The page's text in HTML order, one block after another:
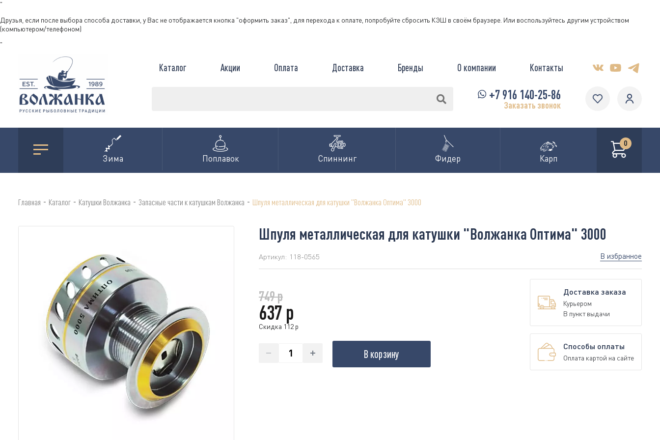
"
Друзья, если после выбора способа доставки, у Вас не отображается кнопка "оформить заказ", для перехода к оплате, попробуйте сбросить КЭШ в своём браузере. Или воспользуйтесь другим устройством
(компьютером/телефоном)
"
Каталог Акции Оплата Доставка Бренды О компании Контакты
+7 916 140-25-86
Заказать звонок
Зима Поплавок Спиннинг Фидер Карп
0
Главная - Каталог - Катушки Волжанка - Запасные части к катушкам Волжанка - Шпуля металлическая для катушки "Волжанка Оптима" 3000
Шпуля металлическая для катушки "Волжанка Оптима" 3000
Артикул: 118-0565 В избранное
749 р
637 р
Скидка 112 р
В корзину
Доставка заказа
Курьером
В пункт выдачи
Способы оплаты
Оплата картой на сайте